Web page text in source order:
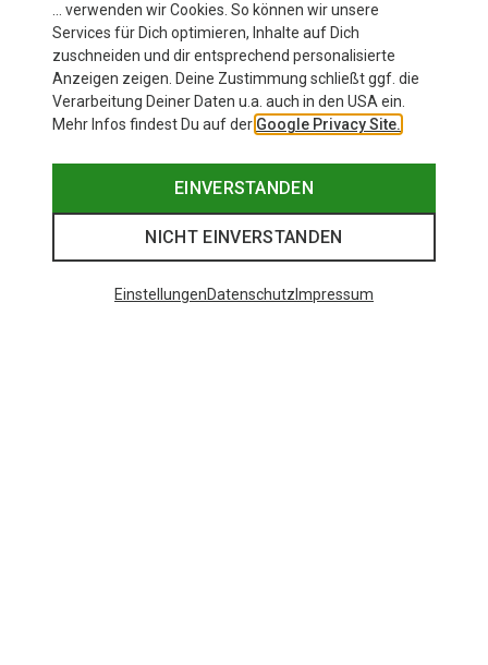
… verwenden wir Cookies. So können wir unsere
Services für Dich optimieren, Inhalte auf Dich
zuschneiden und dir entsprechend personalisierte
Anzeigen zeigen. Deine Zustimmung schließt ggf. die
Verarbeitung Deiner Daten u.a. auch in den USA ein.
Mehr Infos findest Du auf der Google Privacy Site.
EINVERSTANDEN
NICHT EINVERSTANDEN
EinstellungenDatenschutz Impressum